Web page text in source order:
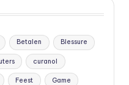
Betalen Blessure
curanol
Feest Game